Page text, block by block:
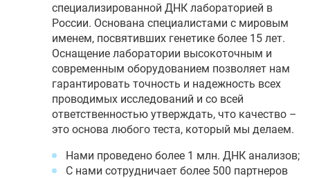
специализированной ДНК лабораторией в
России. Основана специалистами с мировым
именем, посвятивших генетике более 15 лет.
Оснащение лаборатории высокоточным и
современным оборудованием позволяет нам
гарантировать точность и надежность всех
проводимых исследований и со всей
ответственностью утверждать, что качество –
это основа любого теста, который мы делаем.
Нами проведено более 1 млн. ДНК анализов;
С нами сотрудничает более 500 партнеров